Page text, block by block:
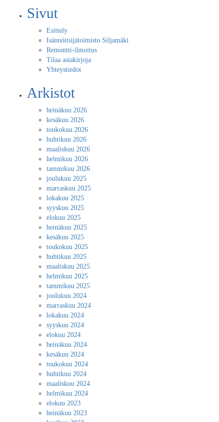
Sivut
Esittely
Isännöitsijätoimisto Siljamäki
Remontti-ilmoitus
Tilaa asiakirjoja
Yhteystiedot
Arkistot
heinäkuu 2026
kesäkuu 2026
toukokuu 2026
huhtikuu 2026
maaliskuu 2026
helmikuu 2026
tammikuu 2026
joulukuu 2025
marraskuu 2025
lokakuu 2025
syyskuu 2025
elokuu 2025
heinäkuu 2025
kesäkuu 2025
toukokuu 2025
huhtikuu 2025
maaliskuu 2025
helmikuu 2025
tammikuu 2025
joulukuu 2024
marraskuu 2024
lokakuu 2024
syyskuu 2024
elokuu 2024
heinäkuu 2024
kesäkuu 2024
toukokuu 2024
huhtikuu 2024
maaliskuu 2024
helmikuu 2024
elokuu 2023
heinäkuu 2023